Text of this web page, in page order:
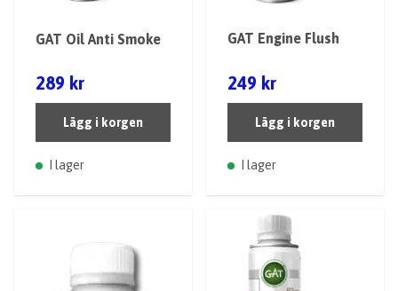
GAT Oil Anti Smoke
289 kr
Lägg i korgen
I lager
GAT Engine Flush
249 kr
Lägg i korgen
I lager